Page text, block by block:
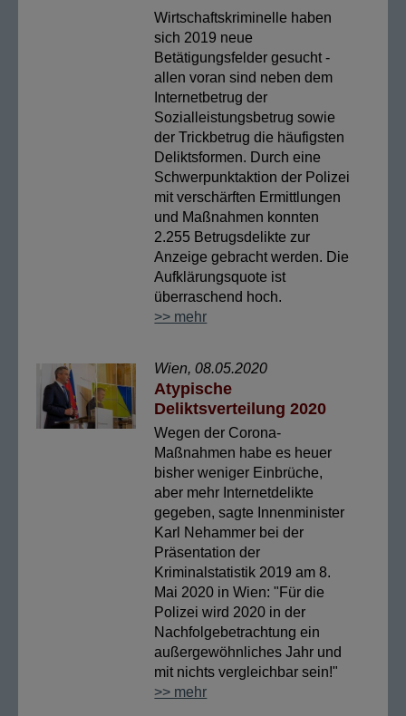
Wirtschaftskriminelle haben
sich 2019 neue
Betätigungsfelder gesucht -
allen voran sind neben dem
Internetbetrug der
Sozialleistungsbetrug sowie
der Trickbetrug die häufigsten
Deliktsformen. Durch eine
Schwerpunktaktion der Polizei
mit verschärften Ermittlungen
und Maßnahmen konnten
2.255 Betrugsdelikte zur
Anzeige gebracht werden. Die
Aufklärungsquote ist
überraschend hoch.
>> mehr
Wien, 08.05.2020
Atypische
Deliktsverteilung 2020
Wegen der Corona-
Maßnahmen habe es heuer
bisher weniger Einbrüche,
aber mehr Internetdelikte
gegeben, sagte Innenminister
Karl Nehammer bei der
Präsentation der
Kriminalstatistik 2019 am 8.
Mai 2020 in Wien: "Für die
Polizei wird 2020 in der
Nachfolgebetrachtung ein
außergewöhnliches Jahr und
mit nichts vergleichbar sein!"
>> mehr